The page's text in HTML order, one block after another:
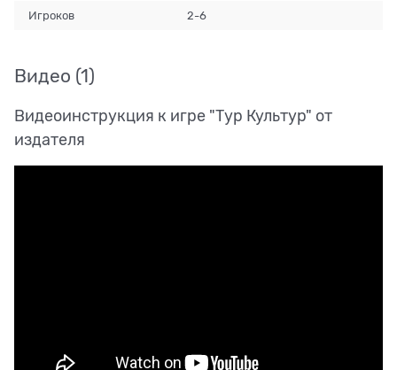
Игроков 2-6
Видео (1)
Видеоинструкция к игре "Тур Культур" от
издателя